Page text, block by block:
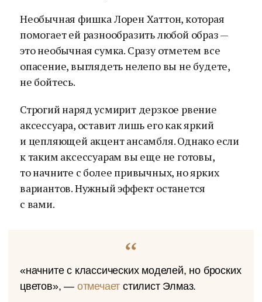
Необычная фишка Лорен Хаттон, которая
помогает ей разнообразить любой образ —
это необычная сумка. Сразу отметем все
опасение, выглядеть нелепо вы не будете,
не бойтесь.
Строгий наряд усмирит дерзкое рвение
аксессуара, оставит лишь его как яркий
и цепляющей акцент ансамбля. Однако если
к таким аксессуарам вы еще не готовы,
то начните с более привычных, но ярких
вариантов. Нужный эффект останется
с вами.
«начните с классических моделей, но броских
цветов», — отмечает стилист Элмаз.